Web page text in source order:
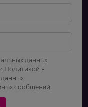
данных
и Политикой в
сообщений